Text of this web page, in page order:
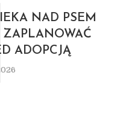
NAD PSEM
ZAPLANOWAĆ
ADOPCJĄ